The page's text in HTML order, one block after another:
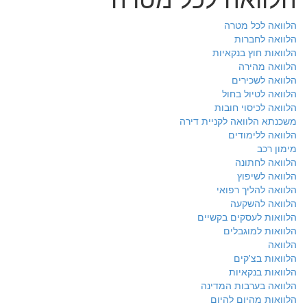
הלוואה לכל מטרה
הלוואה לחברות
הלוואות חוץ בנקאיות
הלוואה מהירה
הלוואה לשכירים
הלוואה לטיול בחול
הלוואה לכיסוי חובות
משכנתא הלוואה לקניית דירה
הלוואה ללימודים
מימון רכב
הלוואה לחתונה
הלוואה לשיפוץ
הלוואה להליך רפואי
הלוואה להשקעה
הלוואות לעסקים בקשיים
הלוואות למוגבלים
הלוואה
הלוואות בצ'קים
הלוואות בנקאיות
הלוואה בערבות המדינה
הלוואות מהיום להיום